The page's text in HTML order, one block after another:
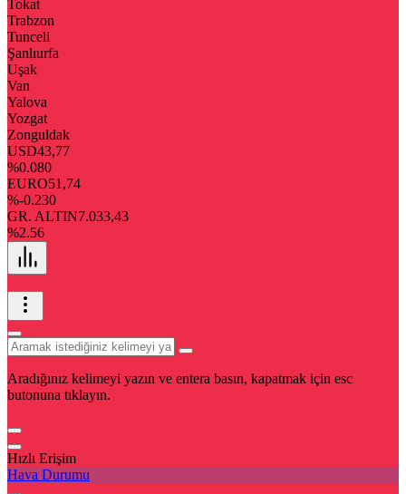
Tokat
Trabzon
Tunceli
Şanlıurfa
Uşak
Van
Yalova
Yozgat
Zonguldak
USD43,77
%0.080
EURO51,74
%-0.230
GR. ALTIN7.033,43
%2.56
Aradığınız kelimeyi yazın ve entera basın, kapatmak için esc
butonuna tıklayın.
Hızlı Erişim
Hava Durumu